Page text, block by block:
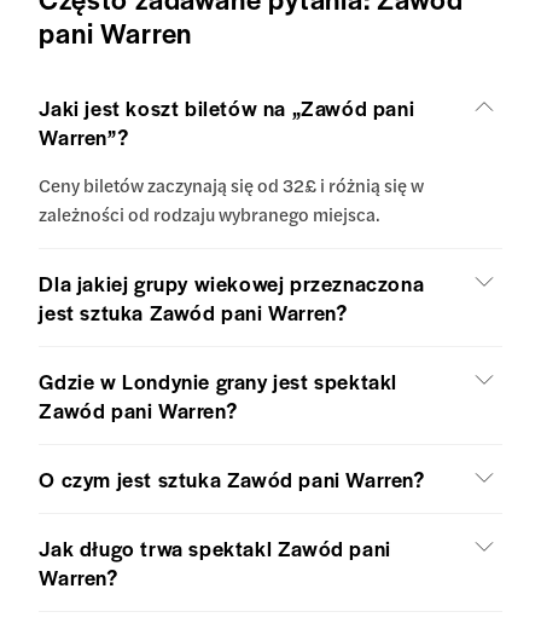
pani Warren
Jaki jest koszt biletów na „Zawód pani
Warren”?
Ceny biletów zaczynają się od 32£ i różnią się w
zależności od rodzaju wybranego miejsca.
Dla jakiej grupy wiekowej przeznaczona
jest sztuka Zawód pani Warren?
Gdzie w Londynie grany jest spektakl
Zawód pani Warren?
O czym jest sztuka Zawód pani Warren?
Jak długo trwa spektakl Zawód pani
Warren?